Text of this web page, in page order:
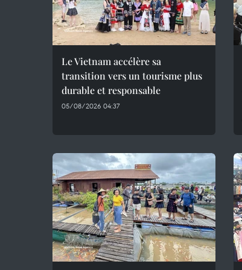
Le Vietnam accélère sa
transition vers un tourisme plus
durable et responsable
05/08/2026 04:37